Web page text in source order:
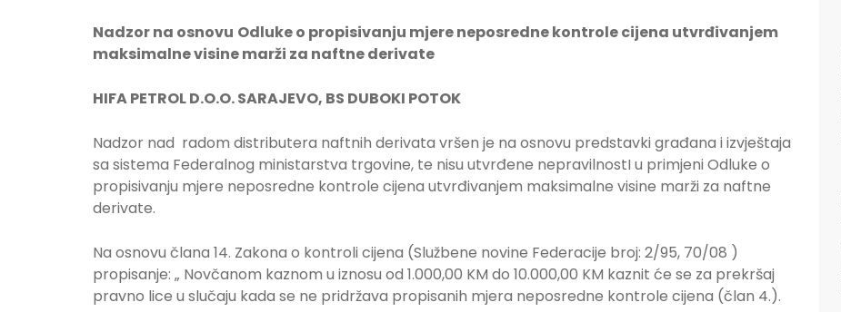
Nadzor na osnovu Odluke o propisivanju mjere neposredne kontrole cijena utvrđivanjem
maksimalne visine marži za naftne derivate
HIFA PETROL D.O.O. SARAJEVO, BS DUBOKI POTOK
Nadzor nad radom distributera naftnih derivata vršen je na osnovu predstavki građana i izvještaja
sa sistema Federalnog ministarstva trgovine, te nisu utvrđene nepravilnostI u primjeni Odluke o
propisivanju mjere neposredne kontrole cijena utvrđivanjem maksimalne visine marži za naftne
derivate.
Na osnovu člana 14. Zakona o kontroli cijena (Službene novine Federacije broj: 2/95, 70/08 )
propisanje: „ Novčanom kaznom u iznosu od 1.000,00 KM do 10.000,00 KM kaznit će se za prekršaj
pravno lice u slučaju kada se ne pridržava propisanih mjera neposredne kontrole cijena (član 4.).